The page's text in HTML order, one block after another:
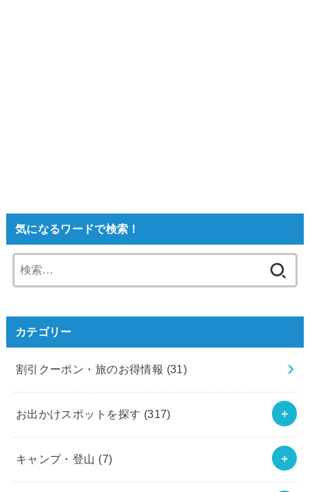
気になるワードで検索！
索:
カテゴリー
割引クーポン・旅のお得情報 (31)
お出かけスポットを探す (317)
キャンプ・登山 (7)